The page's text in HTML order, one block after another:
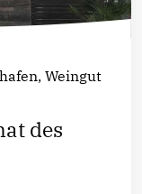
Weingut
des